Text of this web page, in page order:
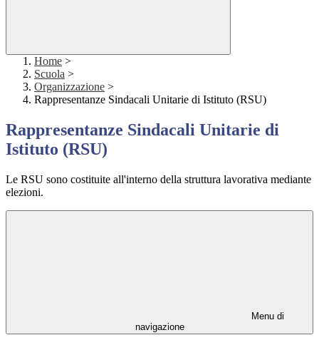
Home >
Scuola >
Organizzazione >
Rappresentanze Sindacali Unitarie di Istituto (RSU)
Rappresentanze Sindacali Unitarie di
Istituto (RSU)
Le RSU sono costituite all'interno della struttura lavorativa mediante
elezioni.
Menu di
navigazione